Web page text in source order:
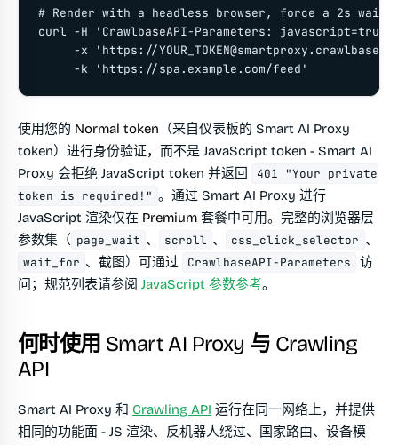
# Render with a headless browser, force a 2s
curl -H 'CrawlbaseAPI-Parameters:
     -x 'https://
     -k 'https://spa.example.com/feed'
使用您的 Normal token （来自仪表板的 Smart AI Proxy
token）进行身份验证，而不是 JavaScript token - Smart AI
Proxy 会拒绝 JavaScript token 并返回
401 "Your private
token is required!" 。通过 Smart AI Proxy 进行
JavaScript 渲染仅在 Premium 套餐中可用。完整的浏览器层
参数集（ page_wait 、 scroll 、 css_click_selector 、
wait_for 、截图）可通过 CrawlbaseAPI-Parameters
访
问；规范列表请参阅 JavaScript 参数参考。
何时使用 Smart AI Proxy 与 Crawling
API
Smart AI Proxy 和 Crawling API 运行在同一网络上，并提供
相同的功能面 - JS 渲染、反机器人绕过、国家路由、设备模